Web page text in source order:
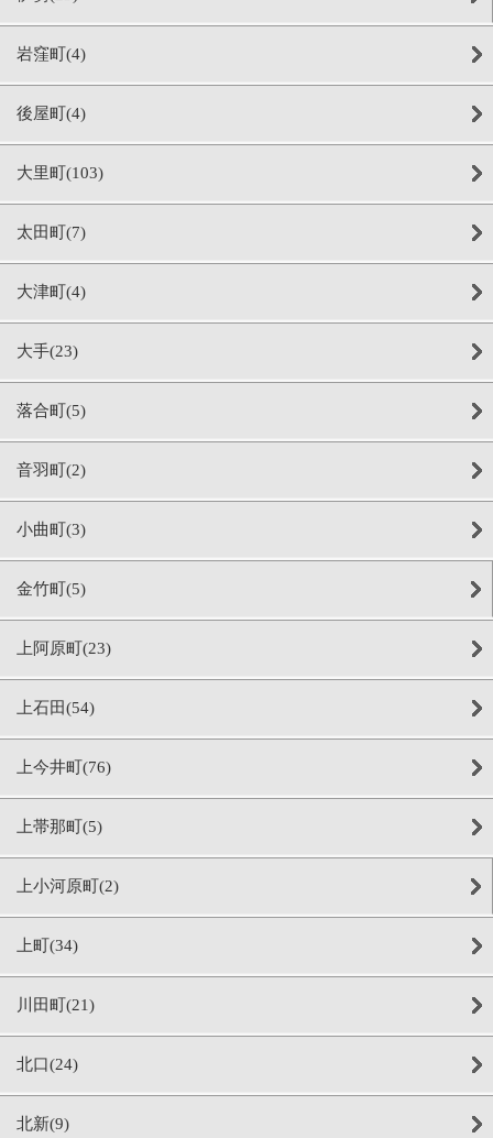
岩窪町(4)
後屋町(4)
大里町(103)
太田町(7)
大津町(4)
大手(23)
落合町(5)
音羽町(2)
小曲町(3)
金竹町(5)
上阿原町(23)
上石田(54)
上今井町(76)
上帯那町(5)
上小河原町(2)
上町(34)
川田町(21)
北口(24)
北新(9)